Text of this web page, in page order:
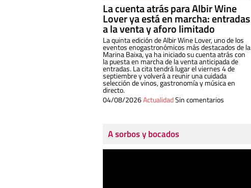
La cuenta atrás para Albir Wine
Lover ya está en marcha: entradas
a la venta y aforo limitado
La quinta edición de Albir Wine Lover, uno de los
eventos enogastronómicos más destacados de la
Marina Baixa, ya ha iniciado su cuenta atrás con
la puesta en marcha de la venta anticipada de
entradas. La cita tendrá lugar el viernes 4 de
septiembre y volverá a reunir una cuidada
selección de vinos, gastronomía y música en
directo.
04/08/2026ActualidadSin comentarios
A sorbos y bocados